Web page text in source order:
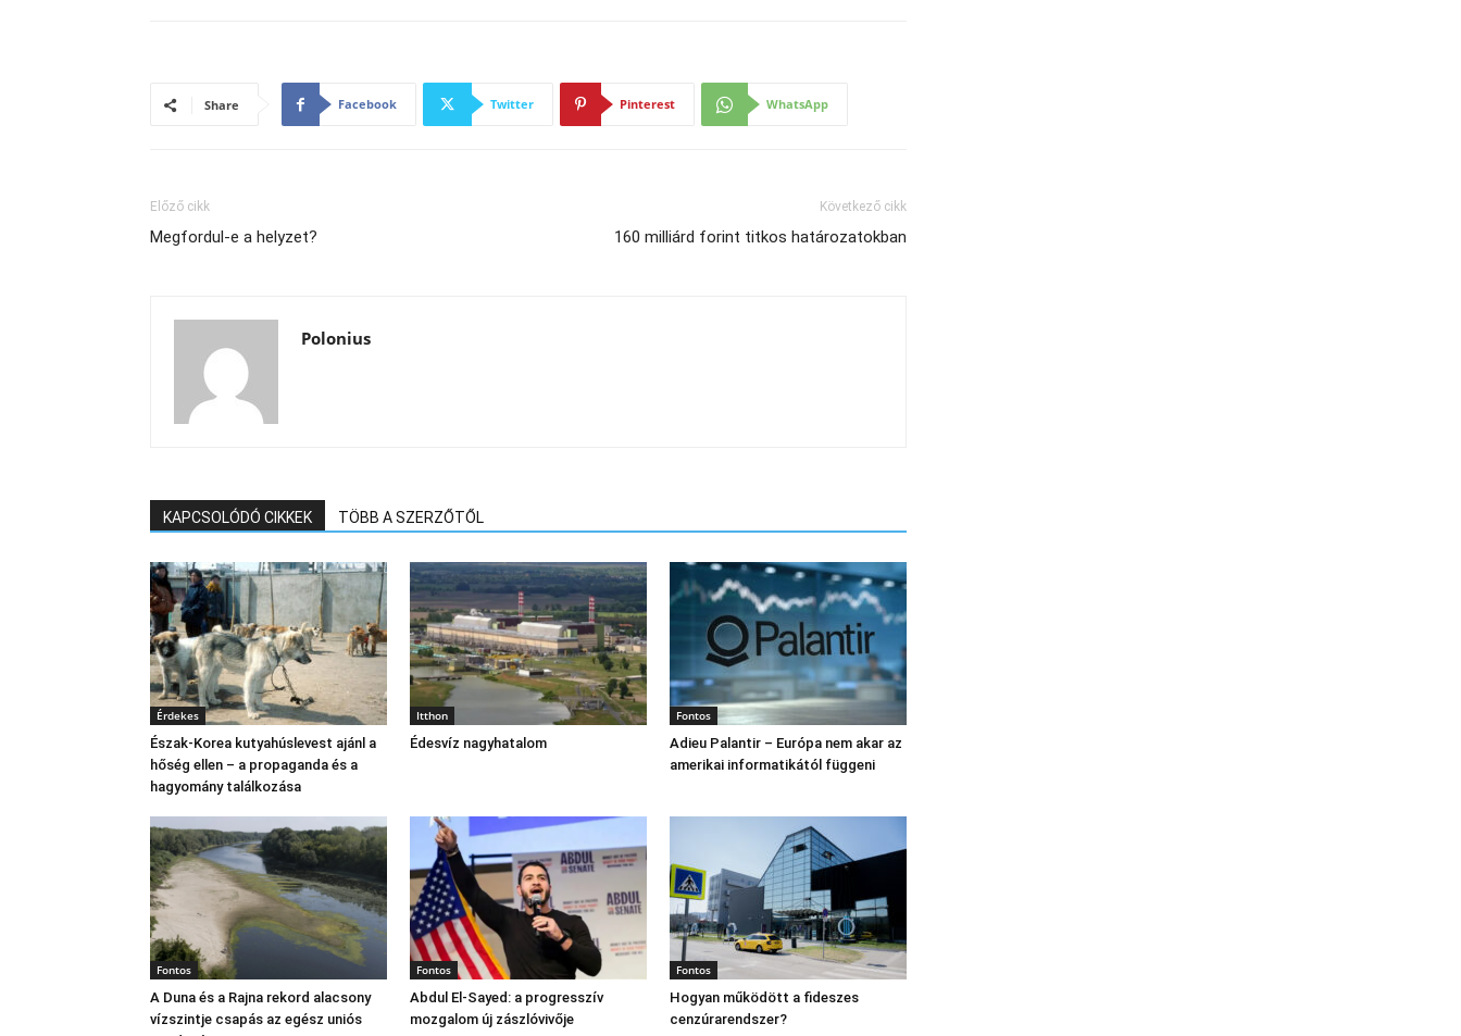
Share Facebook Twitter Pinterest WhatsApp
Előző cikk
Megfordul-e a helyzet?
Következő cikk
160 milliárd forint titkos határozatokban
Polonius
KAPCSOLÓDÓ CIKKEK TÖBB A SZERZŐTŐL
Érdekes
Észak‑Korea kutyahúslevest ajánl a
hőség ellen – a propaganda és a
hagyomány találkozása
Itthon
Édesvíz nagyhatalom
Fontos
Adieu Palantir – Európa nem akar az
amerikai informatikától függeni
Fontos
A Duna és a Rajna rekord alacsony
vízszintje csapás az egész uniós
Fontos
Abdul El‑Sayed: a progresszív
mozgalom új zászlóvivője
Fontos
Hogyan működött a fideszes
cenzúrarendszer?